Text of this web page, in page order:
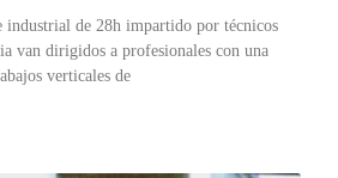
industrial de 28h impartido por técnicos
van dirigidos a profesionales con una
verticales de